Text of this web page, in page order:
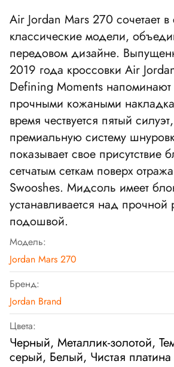
Air Jordan Mars 270 сочетает
классические модели,
передовом дизайне.
2019 года кроссовки Air
Defining Moments напоминают
прочными кожаными
время чествуется пятый
премиальную систему
показывает свое присутствие
сетчатым сеткам поверх
Swooshes. Мидсоль имеет
устанавливается над прочной
подошвой.
Модель:
Jordan Mars 270
Бренд:
Jordan Brand
Цвета:
Черный, Металлик-золотой,
серый, Белый, Чистая платина